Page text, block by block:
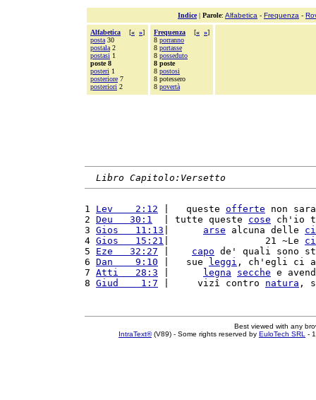
Indice| Parole: Alfabetica - Frequenza -
Alfabetica [« »]
posta 30
postala 2
postasi 1
poste 8
posteri 1
posteriore 7
posteriori 2
Frequenza [« »]
8 porranno
8 portasse
8 posseduto
8 poste
8 postosi
8 potessero
8 povertà
Libro Capitolo:Versetto
1 Lev    2:12 |   queste offerte non
2 Deu   30:1
  | tutte queste
cose ch'io
3 Gios   11:13 arse alcuna delle
4 Gios   15:21 |                 21 ~Le
5 Eze   32:27 capo de' quali sono
6 Dan    9:10 |   sue leggi , ch'egli ci
7 Atti   28:3 legna secche e
8 Giud    1:7 |     vizî contro natura ,
Best viewed with any
IntraText®(V89) - Some rights reserved by EuloTech SRL -